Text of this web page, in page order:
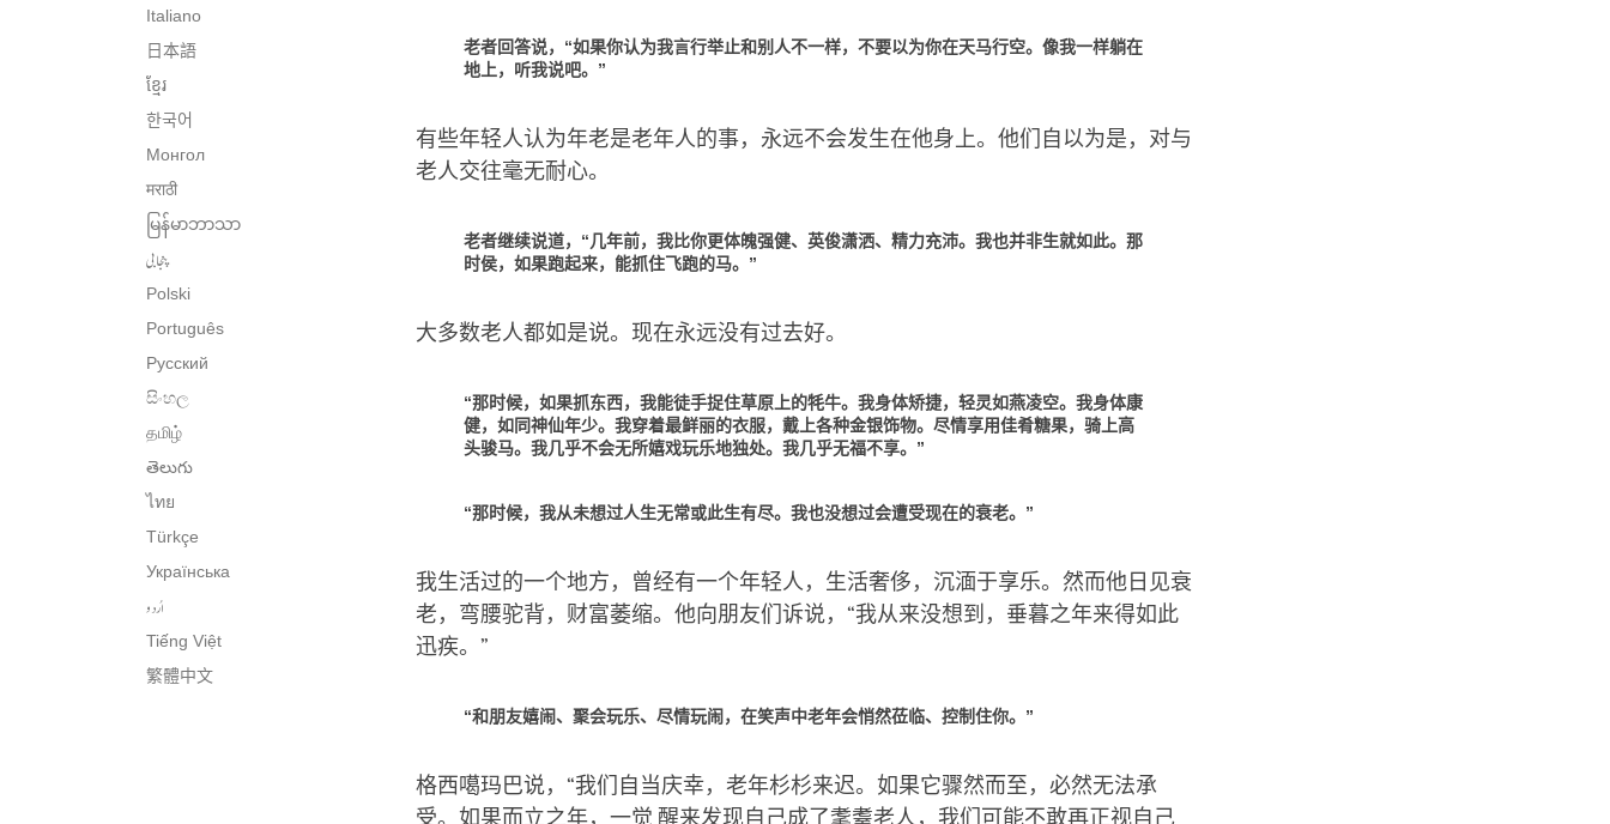
Italiano
日本語
ខ្មែរ
한국어
Монгол
मराठी
မြန်မာဘာသာ
پنجابی
Polski
Português
Русский
සිංහල
தமிழ்
తెలుగు
ไทย
Türkçe
Українська
اُردو
Tiếng Việt
繁體中文
老者回答说，“如果你认为我言行举止和别人不一样，不要以为你在天马行空。像我一样躺在
地上，听我说吧。”
有些年轻人认为年老是老年人的事，永远不会发生在他身上。他们自以为是，对与
老人交往毫无耐心。
老者继续说道，“几年前，我比你更体魄强健、英俊潇洒、精力充沛。我也并非生就如此。那
时侯，如果跑起来，能抓住飞跑的马。”
大多数老人都如是说。现在永远没有过去好。
“那时候，如果抓东西，我能徒手捉住草原上的牦牛。我身体矫捷，轻灵如燕凌空。我身体康
健，如同神仙年少。我穿着最鲜丽的衣服，戴上各种金银饰物。尽情享用佳肴糖果，骑上高
头骏马。我几乎不会无所嬉戏玩乐地独处。我几乎无福不享。”
“那时候，我从未想过人生无常或此生有尽。我也没想过会遭受现在的衰老。”
我生活过的一个地方，曾经有一个年轻人，生活奢侈，沉湎于享乐。然而他日见衰
老，弯腰驼背，财富萎缩。他向朋友们诉说，“我从来没想到，垂暮之年来得如此
迅疾。”
“和朋友嬉闹、聚会玩乐、尽情玩闹，在笑声中老年会悄然莅临、控制住你。”
格西噶玛巴说，“我们自当庆幸，老年杉杉来迟。如果它骤然而至，必然无法承
受。如果而立之年，一觉 醒来发现自己成了耄耋老人，我们可能不敢再正视自己